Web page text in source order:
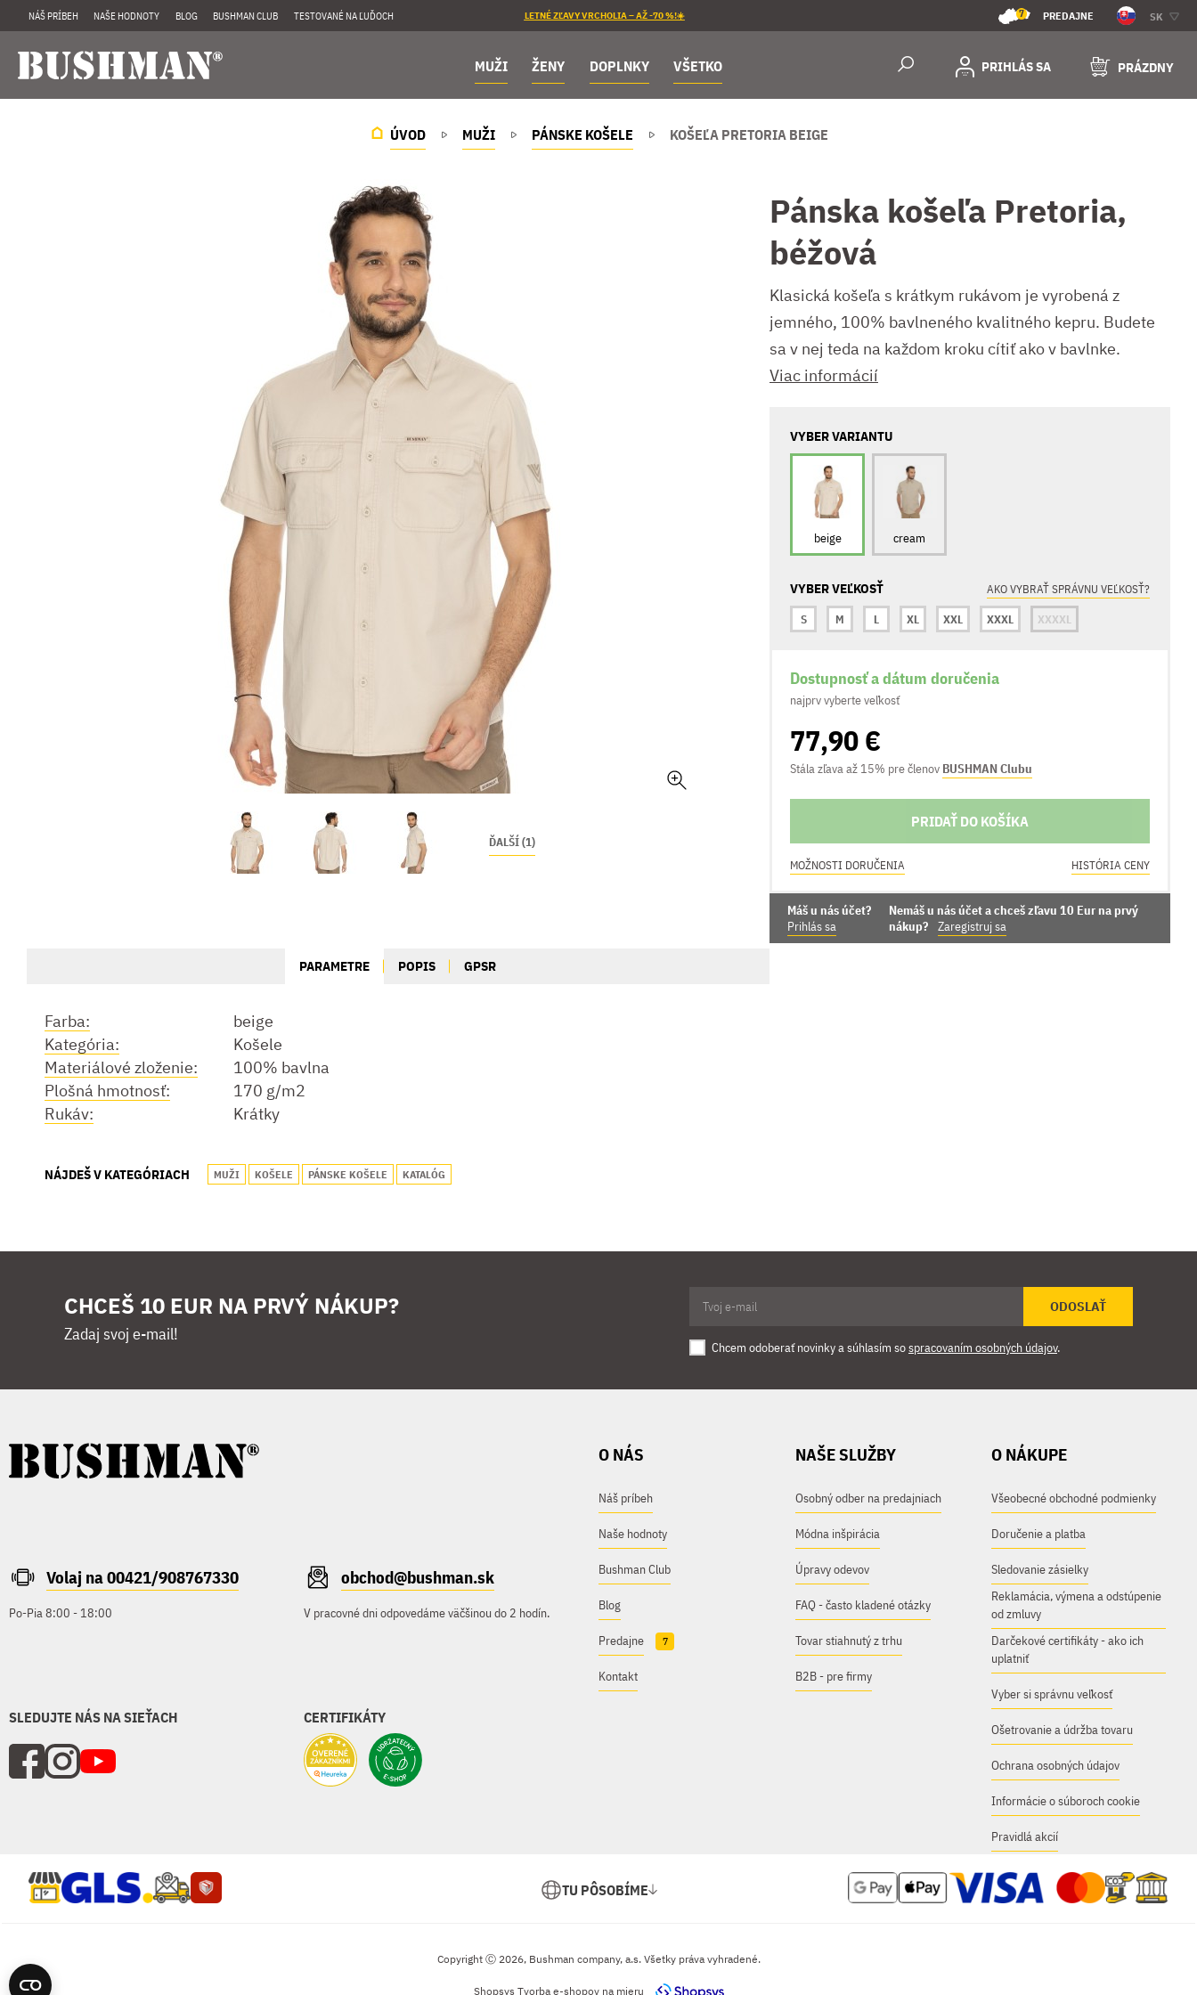
NÁŠ PRÍBEH NAŠE HODNOTY BLOG BUSHMAN CLUB TESTOVANÉ NA ĽUĎOCH LETNÉ ZĽAVY VRCHOLIA – AŽ -70 %!☀️ 7 PREDAJNE SK
MUŽI ŽENY DOPLNKY VŠETKO PRIHLÁS SA PRÁZDNY
ÚVOD MUŽI PÁNSKE KOŠELE KOŠEĽA PRETORIA BEIGE
ĎALŠÍ (1)
Pánska košeľa Pretoria,
béžová
Klasická košeľa s krátkym rukávom je vyrobená z
jemného, 100% bavlneného kvalitného kepru. Budete
sa v nej teda na každom kroku cítiť ako v bavlnke.
Viac informácií
VYBER VARIANTU
beige cream
VYBER VEĽKOSŤ
AKO VYBRAŤ SPRÁVNU VEĽKOSŤ?
S
M L XL XXL XXXL XXXXL
Dostupnosť a dátum doručenia
najprv vyberte veľkosť
77,90 €
Stála zľava až 15% pre členov BUSHMAN Clubu
PRIDAŤ DO KOŠÍKA
MOŽNOSTI DORUČENIA HISTÓRIA CENY
Máš u nás účet?
Prihlás sa
Nemáš u nás účet a chceš zľavu 10 Eur na prvý
nákup?
Zaregistruj sa
PARAMETRE POPIS GPSR
Farba:
beige
Kategória:
Košele
Materiálové zloženie:
100% bavlna
Plošná hmotnosť:
170 g/m2
Rukáv:
Krátky
NÁJDEŠ V KATEGÓRIACH MUŽI KOŠELE PÁNSKE KOŠELE KATALÓG
CHCEŠ 10 EUR NA PRVÝ NÁKUP?
Zadaj svoj e-mail!
ODOSLAŤ
Chcem odoberať novinky a súhlasím sospracovaním osobných údajov.
Volaj na 00421/908767330
Po-Pia 8:00 - 18:00
obchod@bushman.sk
V pracovné dni odpovedáme väčšinou do 2 hodín.
SLEDUJTE NÁS NA SIEŤACH CERTIFIKÁTY
O NÁS
Náš príbeh
Naše hodnoty
Bushman Club
Blog
Predajne 7
Kontakt
NAŠE SLUŽBY
Osobný odber na predajniach
Módna inšpirácia
Úpravy odevov
FAQ - často kladené otázky
Tovar stiahnutý z trhu
B2B - pre firmy
O NÁKUPE
Všeobecné obchodné podmienky
Doručenie a platba
Sledovanie zásielky
Reklamácia, výmena a odstúpenie
od zmluvy
Darčekové certifikáty - ako ich
uplatniť
Vyber si správnu veľkosť
Ošetrovanie a údržba tovaru
Ochrana osobných údajov
Informácie o súboroch cookie
Pravidlá akcií
TU PÔSOBÍME
Copyright Ⓒ 2026, Bushman company, a.s. Všetky práva vyhradené.
Shopsys Tvorba e-shopov na mieru